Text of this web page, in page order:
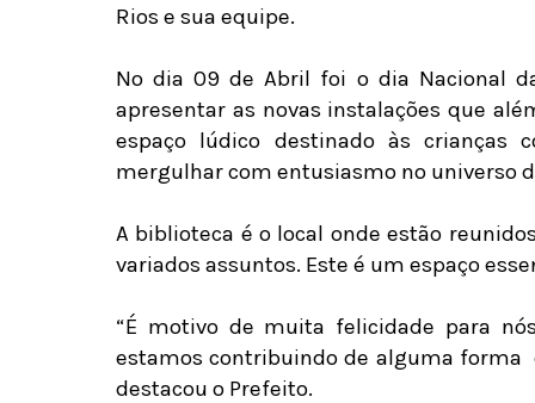
Rios e sua equipe.
No dia 09 de Abril foi o dia Nacional
apresentar as novas instalações que
espaço lúdico destinado às
mergulhar com entusiasmo no universo
A biblioteca é o local onde estão
variados assuntos. Este é um espaço
“É motivo de muita felicidade para
estamos contribuindo de alguma forma
destacou o Prefeito.